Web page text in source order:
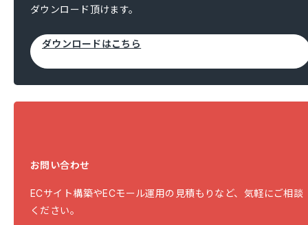
ダウンロード頂けます。
ダウンロードはこちら
お問い合わせ
ECサイト構築やECモール運用の見積もりなど、気軽にご相談
ください。